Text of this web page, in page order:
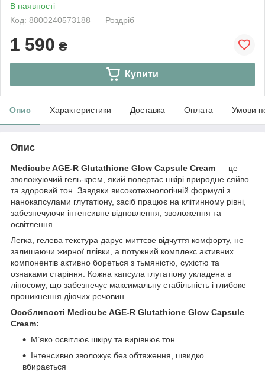
В наявності
Код: 8800240573188
Роздріб
1 590 ₴
Купити
Опис Характеристики Доставка Оплата Умови
Опис
Medicube AGE-R Glutathione Glow Capsule Cream — це
зволожуючий гель-крем, який повертає шкірі природне сяйво
та здоровий тон. Завдяки високотехнологічній формулі з
нанокапсулами глутатіону, засіб працює на клітинному рівні,
забезпечуючи інтенсивне відновлення, зволоження та
освітлення.
Легка, гелева текстура дарує миттєве відчуття комфорту, не
залишаючи жирної плівки, а потужний комплекс активних
компонентів активно бореться з тьмяністю, сухістю та
ознаками старіння. Кожна капсула глутатіону укладена в
ліпосому, що забезпечує максимальну стабільність і глибоке
проникнення діючих речовин.
Особливості Medicube AGE-R Glutathione Glow Capsule
Cream:
М’яко освітлює шкіру та вирівнює тон
Інтенсивно зволожує без обтяження, швидко
вбирається